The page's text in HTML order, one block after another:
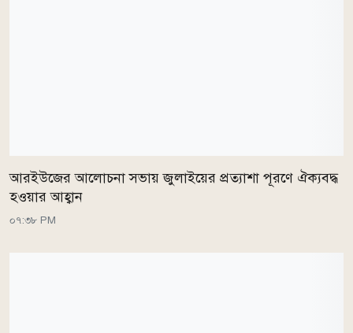
আরইউজের আলোচনা সভায় জুলাইয়ের প্রত্যাশা পূরণে ঐক্যবদ্ধ
হওয়ার আহ্বান
০৭:৩৮ PM